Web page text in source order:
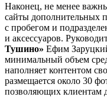
Наконец, не менее
сайты дополнительных
с пробегом и
и аксессуаров.
Тушино» Ефим
минимальный объем
наполняет контентом
размещается около 30
позволяющих клиентам